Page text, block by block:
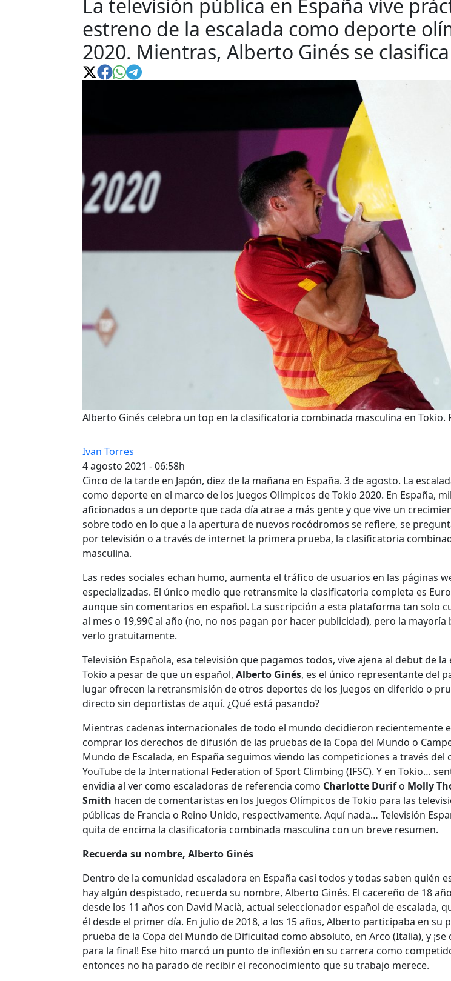
La televisión pública en España vive
estreno de la escalada como deporte
2020. Mientras, Alberto Ginés se
Alberto Ginés celebra un top en la clasificatoria combinada masculina en Tokio.
Ivan Torres
4 agosto 2021 - 06:58h
Cinco de la tarde en Japón, diez de la mañana en España. 3 de agosto. La
como deporte en el marco de los Juegos Olímpicos de Tokio 2020. En España,
aficionados a un deporte que cada día atrae a más gente y que vive un
sobre todo en lo que a la apertura de nuevos rocódromos se refiere, se
por televisión o a través de internet la primera prueba, la clasificatoria
masculina.
Las redes sociales echan humo, aumenta el tráfico de usuarios en las páginas
especializadas. El único medio que retransmite la clasificatoria completa es
aunque sin comentarios en español. La suscripción a esta plataforma tan solo
al mes o 19,99€ al año (no, no nos pagan por hacer publicidad), pero la mayoría
verlo gratuitamente.
Televisión Española, esa televisión que pagamos todos, vive ajena al debut de la
Tokio a pesar de que un español, Alberto Ginés, es el único representante del
lugar ofrecen la retransmisión de otros deportes de los Juegos en diferido o
directo sin deportistas de aquí. ¿Qué está pasando?
Mientras cadenas internacionales de todo el mundo decidieron recientemente
comprar los derechos de difusión de las pruebas de la Copa del Mundo o
Mundo de Escalada, en España seguimos viendo las competiciones a través del
YouTube de la International Federation of Sport Climbing (IFSC). Y en Tokio…
envidia al ver como escaladoras de referencia como Charlotte Durifo Molly
Smith hacen de comentaristas en los Juegos Olímpicos de Tokio para las
públicas de Francia o Reino Unido, respectivamente. Aquí nada… Televisión
quita de encima la clasificatoria combinada masculina con un breve resumen.
Recuerda su nombre, Alberto Ginés
Dentro de la comunidad escaladora en España casi todos y todas saben quién
hay algún despistado, recuerda su nombre, Alberto Ginés. El cacereño de 18
desde los 11 años con David Macià, actual seleccionador español de escalada,
él desde el primer día. En julio de 2018, a los 15 años, Alberto participaba en su
prueba de la Copa del Mundo de Dificultad como absoluto, en Arco (Italia), y ¡se
para la final! Ese hito marcó un punto de inflexión en su carrera como
entonces no ha parado de recibir el reconocimiento que su trabajo merece.